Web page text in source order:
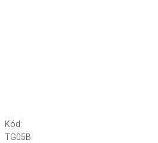
Kód:
TG05B